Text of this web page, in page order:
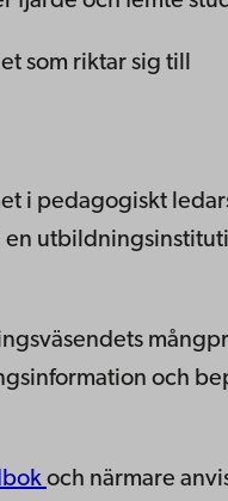
som riktar sig till
i pedagogiskt
och
och närmare